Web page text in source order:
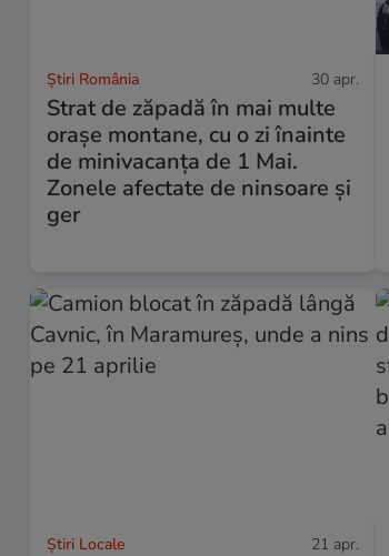
Știri România 30 apr.
Strat de zăpadă în mai multe
orașe montane, cu o zi înainte
de minivacanța de 1 Mai.
Zonele afectate de ninsoare și
ger
Știri Locale 21 apr.